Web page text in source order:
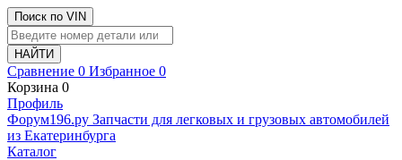
Поиск по VIN
Сравнение 0 Избранное 0
Корзина 0
Профиль
Фoрум196.ру Запчасти для легковых и грузовых автомобилей
из Екатеринбурга
Каталог